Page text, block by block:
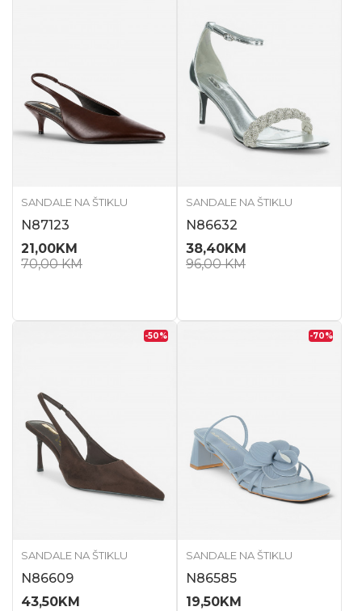
SANDALE NA ŠTIKLU
N87123
21,00KM
70,00KM
SANDALE NA ŠTIKLU
N86632
38,40KM
96,00KM
-50%
SANDALE NA ŠTIKLU
N86609
43,50KM
-70%
SANDALE NA ŠTIKLU
N86585
19,50KM